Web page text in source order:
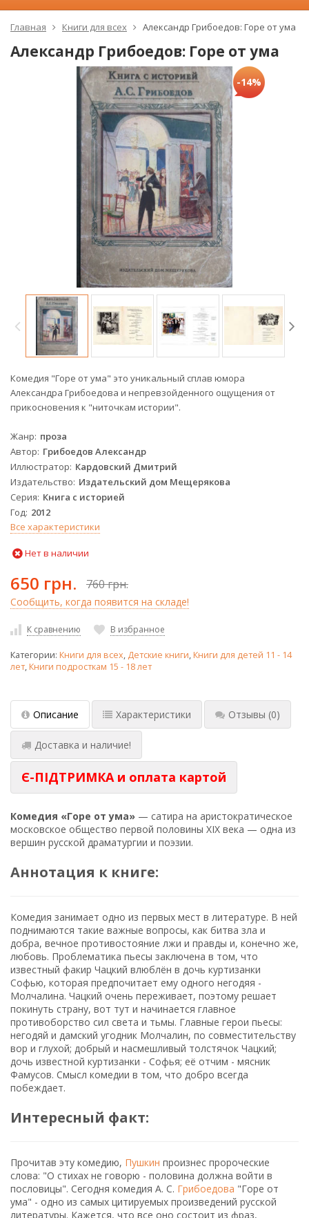
Главная Книги для всех Александр Грибоедов: Горе от ума
Александр Грибоедов: Горе от ума
-14%
Комедия "Горе от ума" это уникальный сплав юмора
Александра Грибоедова и непревзойденного ощущения от
прикосновения к "ниточкам истории".
Жанр проза
Автор Грибоедов Александр
Иллюстратор Кардовский Дмитрий
Издательство Издательский дом Мещерякова
Серия Книга с историей
Год 2012
Все характеристики
Нет в наличии
650 грн. 760 грн.
Сообщить, когда появится на складе!
К сравнению В избранное
Категории: Книги для всех, Детские книги,Книги для детей 11 - 14
лет,Книги подросткам 15 - 18 лет
Описание Характеристики Отзывы (0)
Доставка и наличие!
Є-ПІДТРИМКА и оплата картой
Комедия «Горе от ума» — сатира на аристократическое
московское общество первой половины XIX века — одна из
вершин русской драматургии и поэзии.
Аннотация к книге:
Комедия занимает одно из первых мест в литературе. В ней
поднимаются такие важные вопросы, как битва зла и
добра, вечное противостояние лжи и правды и, конечно же,
любовь. Проблематика пьесы заключена в том, что
известный факир Чацкий влюблён в дочь куртизанки
Софью, которая предпочитает ему одного негодяя -
Молчалина. Чацкий очень переживает, поэтому решает
покинуть страну, вот тут и начинается главное
противоборство сил света и тьмы. Главные герои пьесы:
негодяй и дамский угодник Молчалин, по совместительству
вор и глухой; добрый и насмешливый толстячок Чацкий;
дочь известной куртизанки - Софья; её отчим - мясник
Фамусов. Смысл комедии в том, что добро всегда
побеждает.
Интересный факт:
Прочитав эту комедию, Пушкин произнес пророческие
слова: "О стихах не говорю - половина должна войти в
пословицы". Сегодня комедия А. С. Грибоедова "Горе от
ума" - одно из самых цитируемых произведений русской
литературы. Кажется, что все оно состоит из фраз,